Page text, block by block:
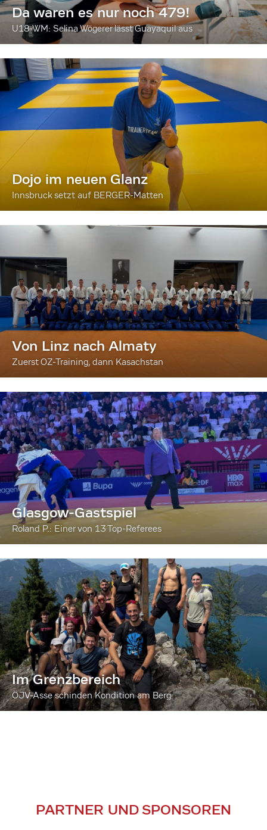
Da waren es nur noch 479!
U18-WM: Selina Wögerer lässt Guayaquil aus
Dojo im neuen Glanz
Innsbruck setzt auf BERGER-Matten
Von Linz nach Almaty
Zuerst OZ-Training, dann Kasachstan
Glasgow-Gastspiel
Roland P.: Einer von 13 Top-Referees
Im Grenzbereich
ÖJV-Asse schinden Kondition am Berg
PARTNER UND SPONSOREN